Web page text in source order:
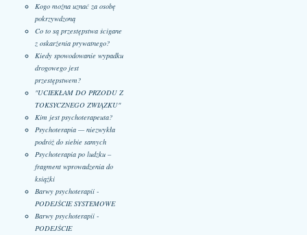
Kogo można uznać za osobę
pokrzywdzoną
Co to są przestępstwa ścigane
z oskarżenia prywatnego?
Kiedy spowodowanie wypadku
drogowego jest
przestępstwem?
"UCIEKŁAM DO PRZODU Z
TOKSYCZNEGO ZWIĄZKU"
Kim jest psychoterapeuta?
Psychoterapia — niezwykła
podróż do siebie samych
Psychoterapia po ludzku –
fragment wprowadzenia do
książki
Barwy psychoterapii -
PODEJŚCIE SYSTEMOWE
Barwy psychoterapii -
PODEJŚCIE